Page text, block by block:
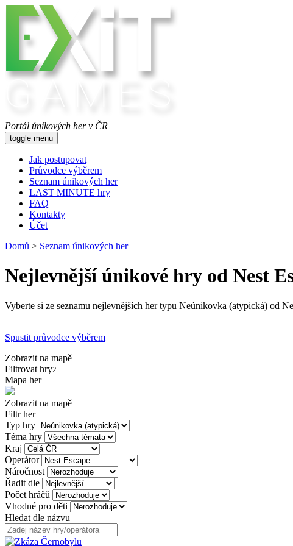
Portál únikových her v ČR
toggle menu
Jak postupovat
Průvodce výběrem
Seznam únikových her
LAST MINUTE hry
FAQ
Kontakty
Účet
Domů > Seznam únikových her
Nejlevnější únikové hry od Nest
Vyberte si ze seznamu nejlevnějších her typu Neúnikovka (atypická) od
Spustit průvodce výběrem
Zobrazit na mapě
Filtrovat hry2
Mapa her
Zobrazit na mapě
Filtr her
Typ hry
Téma hry
Kraj
Operátor
Náročnost
Řadit dle
Počet hráčů
Vhodné pro děti
Hledat dle názvu